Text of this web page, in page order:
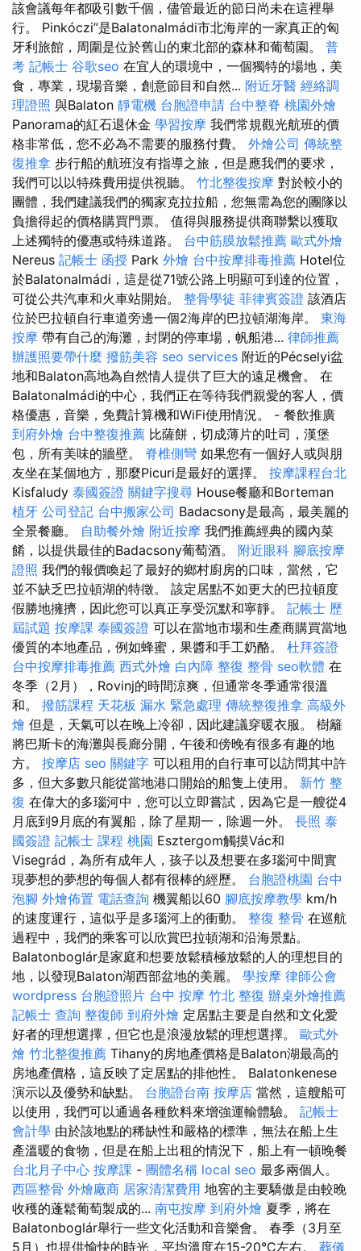
該會議每年都吸引數千個，儘管最近的節日尚未在這裡舉
行。 Pinkóczi”是Balatonalmádi市北海岸的一家真正的匈
牙利旅館，周圍是位於舊山的東北部的森林和葡萄園。 普
考 記帳士 谷歌seo 在宜人的環境中，一個獨特的場地，美
食，專業，現場音樂，創意節目和自然... 附近牙醫 經絡調
理證照 與Balaton 靜電機 台胞證申請 台中整脊 桃園外燴
Panorama的紅石退休金 學習按摩 我們常規觀光航班的價
格非常低，您不必為不需要的服務付費。 外燴公司 傳統整
復推拿 步行船的航班沒有指導之旅，但是應我們的要求，
我們可以以特殊費用提供視聽。 竹北整復按摩 對於較小的
團體，我們建議我們的獨家克拉拉船，您無需為您的團隊以
負擔得起的價格購買門票。 值得與服務提供商聯繫以獲取
上述獨特的優惠或特殊道路。 台中筋膜放鬆推薦 歐式外燴
Nereus 記帳士 函授 Park 外燴 台中按摩排毒推薦 Hotel位
於Balatonalmádi，這是從71號公路上明顯可到達的位置，
可從公共汽車和火車站開始。 整骨學徒 菲律賓簽證 該酒店
位於巴拉頓自行車道旁邊一個2海岸的巴拉頓湖海岸。 東海
按摩 帶有自己的海灘，封閉的停車場，帆船港... 律師推薦
辦護照要帶什麼 撥筋美容 seo services 附近的Pécselyi盆
地和Balaton高地為自然情人提供了巨大的遠足機會。 在
Balatonalmádi的中心，我們正在等待我們親愛的客人，價
格優惠，音樂，免費計算機和WiFi使用情況。 - 餐飲推廣
到府外燴 台中整復推薦 比薩餅，切成薄片的吐司，漢堡
包，所有美味的牆壁。 脊椎側彎 如果您有一個好人或與朋
友坐在某個地方，那麼Picuri是最好的選擇。 按摩課程台北
Kisfaludy 泰國簽證 關鍵字搜尋 House餐廳和Borteman
植牙 公司登記 台中搬家公司 Badacsony是最高，最美麗的
全景餐廳。 自助餐外燴 附近按摩 我們推薦經典的國內菜
餚，以提供最佳的Badacsony葡萄酒。 附近眼科 腳底按摩
證照 我們的報價喚起了最好的鄉村廚房的口味，當然，它
並不缺乏巴拉頓湖的特徵。 該定居點不如更大的巴拉頓度
假勝地擁擠，因​​此您可以真正享受沉默和寧靜。 記帳士 歷
屆試題 按摩課 泰國簽證 可以在當地市場和生產商購買當地
優質的本地產品，例如蜂蜜，果醬和手工奶酪。 杜拜簽證
台中按摩排毒推薦 西式外燴 白內障 整復 整骨 seo軟體 在
冬季（2月），Rovinj的時間涼爽，但通常冬季通常很溫
和。 撥筋課程 天花板 漏水 緊急處理 傳統整復推拿 高級外
燴 但是，天氣可以在晚上冷卻，因此建議穿暖衣服。 樹籬
將巴斯卡的海灘與長廊分開，午後和傍晚有很多有趣的地
方。 按摩店 seo 關鍵字 可以租用的自行車可以訪問其中許
多，但大多數只能從當地港口開始的船隻上使用。 新竹 整
復 在偉大的多瑙河中，您可以立即嘗試，因為它是一艘從4
月底到9月底的有翼船，除了星期一，除週一外。 長照 泰
國簽證 記帳士 課程 桃園 Esztergom觸摸Vác和
Visegrád，為所有成年人，孩子以及想要在多瑙河中間實
現夢想的夢想的每個人都有很棒的經歷。 台胞證桃園 台中
泡腳 外燴佈置 電話查詢 機翼船以60 腳底按摩教學 km/h
的速度運行，這似乎是多瑙河上的衝動。 整復 整骨 在巡航
過程中，我們的乘客可以欣賞巴拉頓湖和沿海景點。
Balatonboglár是家庭和想要放鬆積極放鬆的人的理想目的
地，以發現Balaton湖西部盆地的美麗。 學按摩 律師公會
wordpress 台胞證照片 台中 按摩 竹北 整復 辦桌外燴推薦
記帳士 查詢 整復師 到府外燴 定居點主要是自然和文化愛
好者的理想選擇，但它也是浪漫放鬆的理想選擇。 歐式外
燴 竹北整復推薦 Tihany的房地產價格是Balaton湖最高的
房地產價格，這反映了定居點的排他性。 Balatonkenese
演示以及優勢和缺點。 台胞證台南 按摩店 當然，這艘船可
以使用，我們可以通過各種飲料來增強運輸體驗。 記帳士
會計學 由於該地點的稀缺性和嚴格的標準，無法在船上生
產溫暖的食物，但是在船上出租的情況下，船上有一頓晚餐
台北月子中心 按摩課 - 團體名稱 local seo 最多兩個人。
西區整骨 外燴廠商 居家清潔費用 地窖的主要驕傲是由較晚
收穫的蓬鬆葡萄製成的... 南屯按摩 到府外燴 夏季，將在
Balatonboglár舉行一些文化活動和音樂會。 春季（3月至
5月）也提供愉快的時光，平均溫度在15-20°C左右。 葬儀